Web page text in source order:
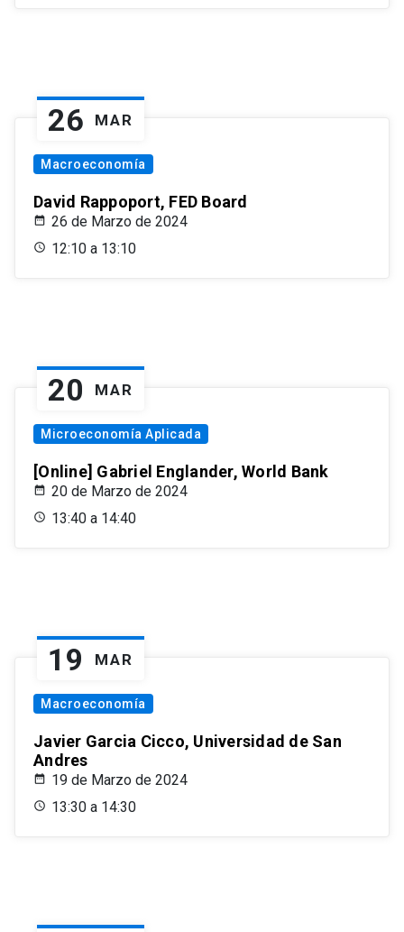
26 MAR
Macroeconomía
David Rappoport, FED Board
26 de Marzo de 2024
12:10 a 13:10
20 MAR
Microeconomía Aplicada
[Online] Gabriel Englander, World Bank
20 de Marzo de 2024
13:40 a 14:40
19 MAR
Macroeconomía
Javier Garcia Cicco, Universidad de San
Andres
19 de Marzo de 2024
13:30 a 14:30